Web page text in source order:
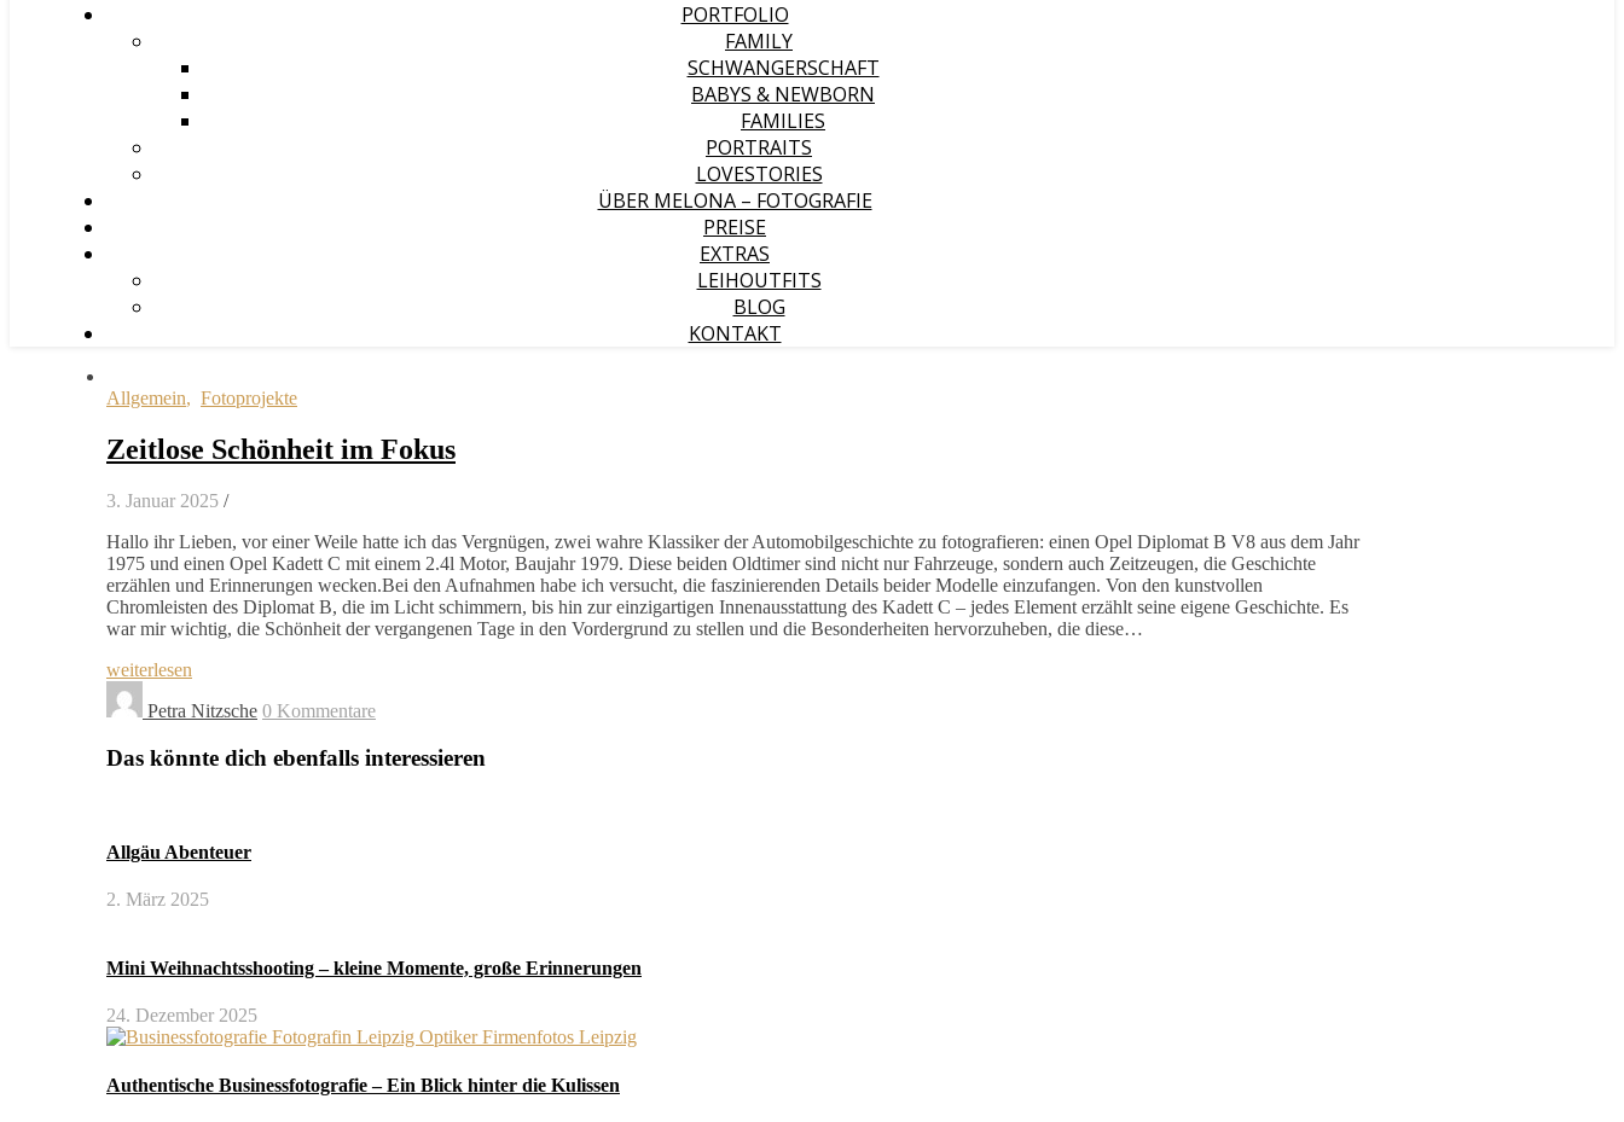
PORTFOLIO
FAMILY
SCHWANGERSCHAFT
BABYS & NEWBORN
FAMILIES
PORTRAITS
LOVESTORIES
ÜBER MELONA – FOTOGRAFIE
PREISE
EXTRAS
LEIHOUTFITS
BLOG
KONTAKT
Allgemein, Fotoprojekte
Zeitlose Schönheit im Fokus
3. Januar 2025 /
Hallo ihr Lieben, vor einer Weile hatte ich das Vergnügen, zwei wahre Klassiker der Automobilgeschichte zu fotografieren: einen Opel Diplomat B V8 aus dem Jahr
1975 und einen Opel Kadett C mit einem 2.4l Motor, Baujahr 1979. Diese beiden Oldtimer sind nicht nur Fahrzeuge, sondern auch Zeitzeugen, die Geschichte
erzählen und Erinnerungen wecken.Bei den Aufnahmen habe ich versucht, die faszinierenden Details beider Modelle einzufangen. Von den kunstvollen
Chromleisten des Diplomat B, die im Licht schimmern, bis hin zur einzigartigen Innenausstattung des Kadett C – jedes Element erzählt seine eigene Geschichte. Es
war mir wichtig, die Schönheit der vergangenen Tage in den Vordergrund zu stellen und die Besonderheiten hervorzuheben, die diese…
weiterlesen
Petra Nitzsche 0 Kommentare
Das könnte dich ebenfalls interessieren
Allgäu Abenteuer
2. März 2025
Mini Weihnachtsshooting – kleine Momente, große Erinnerungen
24. Dezember 2025
Authentische Businessfotografie – Ein Blick hinter die Kulissen